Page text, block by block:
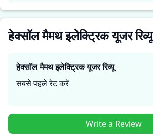
जरूरतों के लिए सही है।
हेक्सॉल मैमथ इलेक्ट्रिक यूजर रिव्यू
हेक्सॉल मैमथ इलेक्ट्रिकयूजर रिव्यू
सबसे पहले रेट करें
Write a Review